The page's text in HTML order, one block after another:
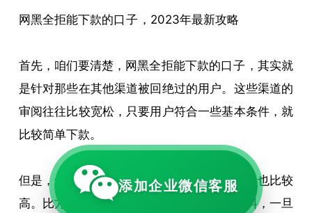
网黑全拒能下款的口子 ，2023年最新攻略
首先，咱们要清楚，网黑全拒能下款的口子 ，其实就
是针对那些在其他渠道被回绝过的用户。这些渠道的
审阅往往比较宽松，只要用户符合一些基本条件，就
比较简单下款。
但是，也正是因为审阅宽松，这些渠道的风险也比较
高。比方，有些渠道会要求用户提供虚假材料，一旦
添加企业微信客服